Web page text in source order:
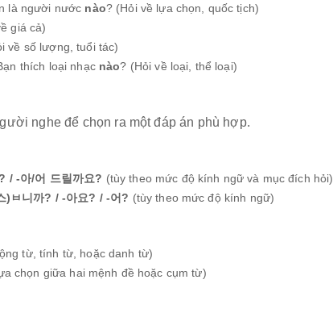
là người nước nào? (Hỏi về lựa chọn, quốc tịch)
giá cả)
về số lượng, tuổi tác)
thích loại nhạc nào? (Hỏi về loại, thể loại)
nghe để chọn ra một đáp án phù hợp.
/ -아/어 드릴까요? (tùy theo mức độ kính ngữ và mục đích hỏi)
니까? / -아요? / -어? (tùy theo mức độ kính ngữ)
từ, tính từ, hoặc danh từ)
chọn giữa hai mệnh đề hoặc cụm từ)